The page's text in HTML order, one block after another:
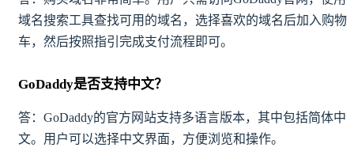
域名搜索工具查找可用的域名，选择喜欢的域名后加入购物
车，然后按照指引完成支付流程即可。
GoDaddy是否支持中文？
答：GoDaddy的官方网站支持多语言版本，其中包括简体中
文。用户可以选择中文界面，方便浏览和操作。